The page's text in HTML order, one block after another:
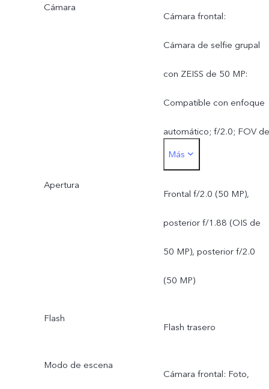
Cámara
Cámara frontal:
Cámara de selfie grupal
con ZEISS de 50 MP:
Compatible con enfoque
automático; f/2.0; FOV de
92°; lente de 5P
Cámara trasera:
Cámara principal con OIS
ZEISS de 50 MP:
Compatible con OIS;
6P deZEISS de 50 MP,
Más
Apertura
Frontal f/2.0 (50 MP),
posterior f/1.88 (OIS de
50 MP), posterior f/2.0
(50 MP)
Flash
Flash trasero
Modo de escena
Cámara frontal: Foto,